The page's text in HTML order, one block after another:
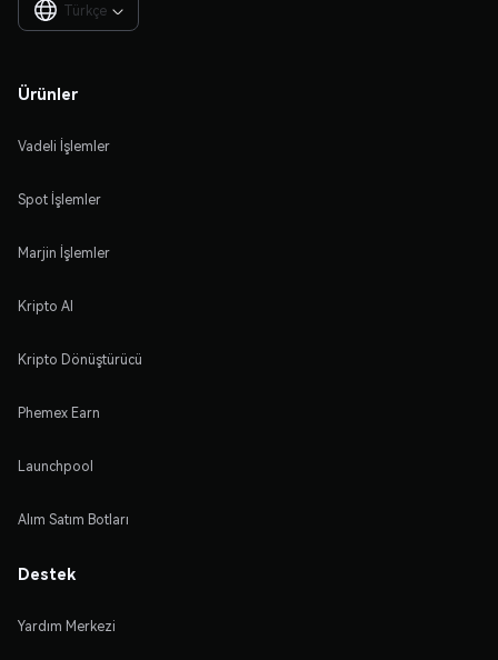
Türkçe 
Ürünler
Vadeli İşlemler
Spot İşlemler
Marjin İşlemler
Kripto Al
Kripto Dönüştürücü
Phemex Earn
Launchpool
Alım Satım Botları
Destek
Yardım Merkezi